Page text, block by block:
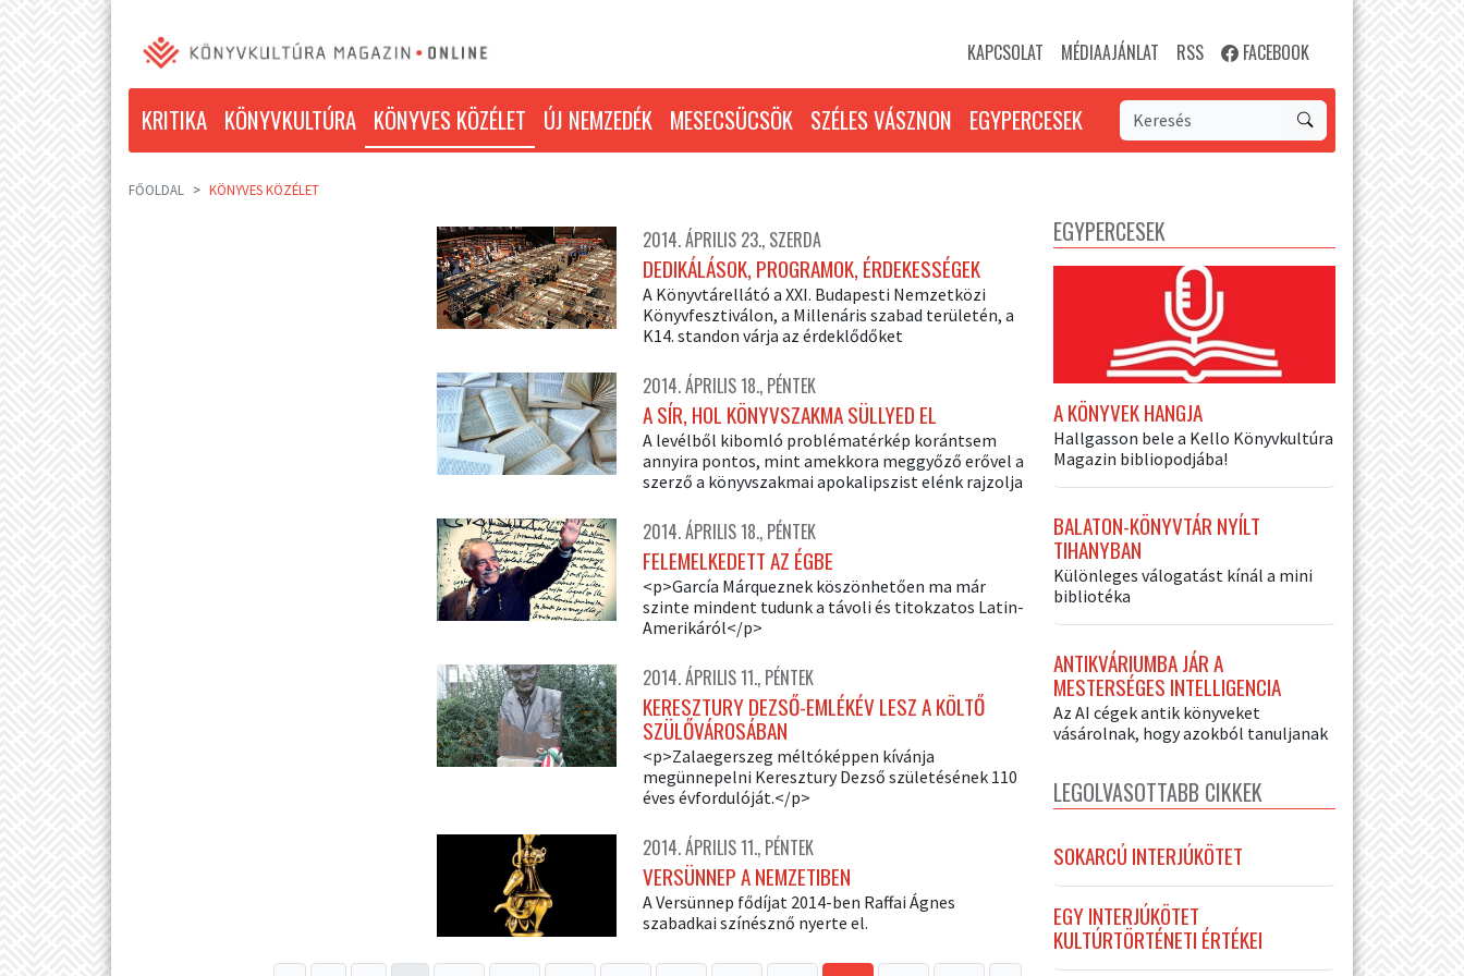
KAPCSOLAT MÉDIAAJÁNLAT RSS FACEBOOK
KRITIKA KÖNYVKULTÚRA KÖNYVES KÖZÉLET ÚJ NEMZEDÉK MESECSÜCSÖK SZÉLES VÁSZNON EGYPERCESEK
FŐOLDAL KÖNYVES KÖZÉLET
2014. ÁPRILIS 23., SZERDA
DEDIKÁLÁSOK, PROGRAMOK, ÉRDEKESSÉGEK
A Könyvtárellátó a XXI. Budapesti Nemzetközi
Könyvfesztiválon, a Millenáris szabad területén, a
K14. standon várja az érdeklődőket
2014. ÁPRILIS 18., PÉNTEK
A SÍR, HOL KÖNYVSZAKMA SÜLLYED EL
A levélből kibomló problématérkép korántsem
annyira pontos, mint amekkora meggyőző erővel a
szerző a könyvszakmai apokalipszist elénk rajzolja
2014. ÁPRILIS 18., PÉNTEK
FELEMELKEDETT AZ ÉGBE
<p>García Márqueznek köszönhetően ma már
szinte mindent tudunk a távoli és titokzatos Latin-
Amerikáról</p>
2014. ÁPRILIS 11., PÉNTEK
KERESZTURY DEZSŐ-EMLÉKÉV LESZ A KÖLTŐ
SZÜLŐVÁROSÁBAN
<p>Zalaegerszeg méltóképpen kívánja
megünnepelni Keresztury Dezső születésének 110
éves évfordulóját.</p>
2014. ÁPRILIS 11., PÉNTEK
VERSÜNNEP A NEMZETIBEN
A Versünnep fődíjat 2014-ben Raffai Ágnes
szabadkai színésznő nyerte el.
EGYPERCESEK
A KÖNYVEK HANGJA
Hallgasson bele a Kello Könyvkultúra
Magazin bibliopodjába!
BALATON-KÖNYVTÁR NYÍLT
TIHANYBAN
Különleges válogatást kínál a mini
bibliotéka
ANTIKVÁRIUMBA JÁR A
MESTERSÉGES INTELLIGENCIA
Az AI cégek antik könyveket
vásárolnak, hogy azokból tanuljanak
LEGOLVASOTTABB CIKKEK
SOKARCÚ INTERJÚKÖTET
EGY INTERJÚKÖTET
KULTÚRTÖRTÉNETI ÉRTÉKEI